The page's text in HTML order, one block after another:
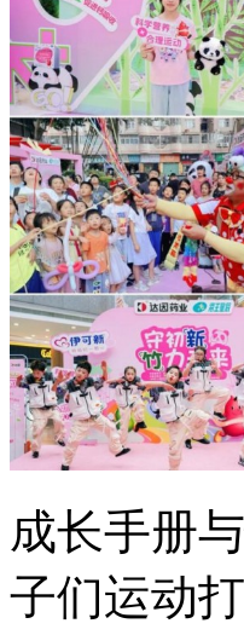
成长手册
子们运动